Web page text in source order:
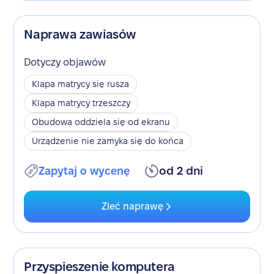
Naprawa zawiasów
Dotyczy objawów
Klapa matrycy się rusza
Klapa matrycy trzeszczy
Obudowa oddziela się od ekranu
Urządzenie nie zamyka się do końca
Zapytaj o wycenę od 2 dni
Zleć naprawę
Przyspieszenie komputera